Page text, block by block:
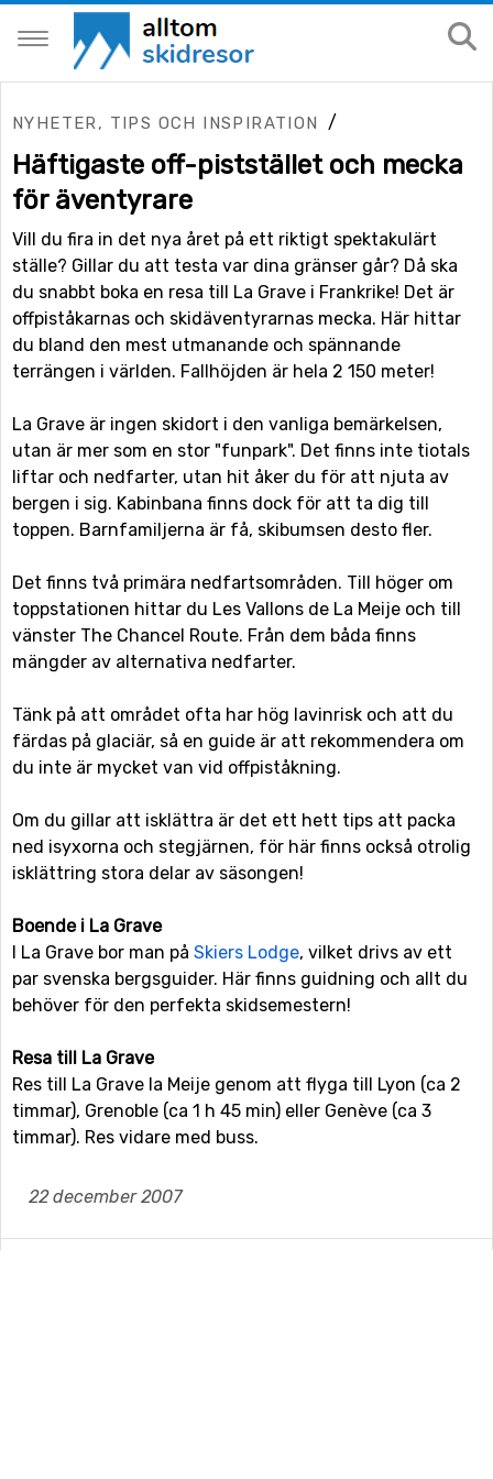
NYHETER, TIPS OCH INSPIRATION /
Häftigaste off-piststället och mecka
för äventyrare
Vill du fira in det nya året på ett riktigt spektakulärt
ställe? Gillar du att testa var dina gränser går? Då ska
du snabbt boka en resa till La Grave i Frankrike! Det är
offpiståkarnas och skidäventyrarnas mecka. Här hittar
du bland den mest utmanande och spännande
terrängen i världen. Fallhöjden är hela 2 150 meter!
La Grave är ingen skidort i den vanliga bemärkelsen,
utan är mer som en stor "funpark". Det finns inte tiotals
liftar och nedfarter, utan hit åker du för att njuta av
bergen i sig. Kabinbana finns dock för att ta dig till
toppen. Barnfamiljerna är få, skibumsen desto fler.
Det finns två primära nedfartsområden. Till höger om
toppstationen hittar du Les Vallons de La Meije och till
vänster The Chancel Route. Från dem båda finns
mängder av alternativa nedfarter.
Tänk på att området ofta har hög lavinrisk och att du
färdas på glaciär, så en guide är att rekommendera om
du inte är mycket van vid offpiståkning.
Om du gillar att isklättra är det ett hett tips att packa
ned isyxorna och stegjärnen, för här finns också otrolig
isklättring stora delar av säsongen!
Boende i La Grave
I La Grave bor man på Skiers Lodge, vilket drivs av ett
par svenska bergsguider. Här finns guidning och allt du
behöver för den perfekta skidsemestern!
Resa till La Grave
Res till La Grave la Meije genom att flyga till Lyon (ca 2
timmar), Grenoble (ca 1 h 45 min) eller Genève (ca 3
timmar). Res vidare med buss.
22 december 2007